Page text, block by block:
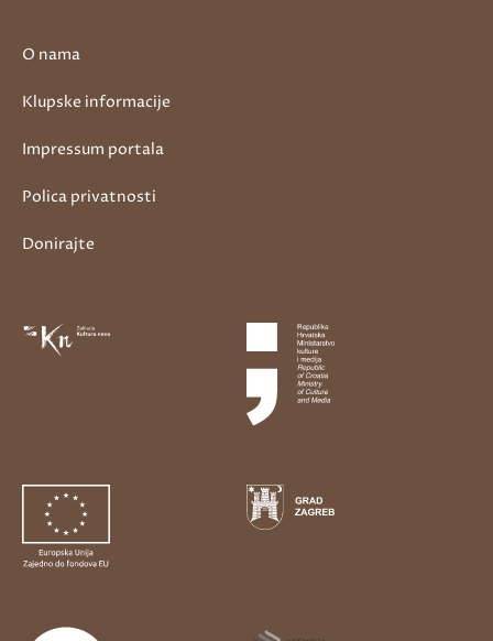
O nama
Klupske informacije
Impressum portala
Polica privatnosti
Donirajte